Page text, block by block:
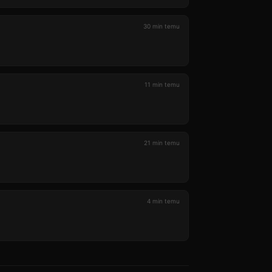
30 min temu
11 min temu
21 min temu
4 min temu